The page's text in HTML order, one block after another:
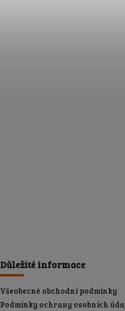
Důležité informace
Všeobecné obchodní podmínky
Podmínky ochrany osobních